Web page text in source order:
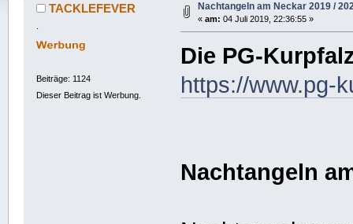
TACKLEFEVER
Beiträge: 1124
Dieser Beitrag ist Werbung.
Nachtangeln am Neckar 2019 /
« am: 04 Juli 2019, 22:36:55 »
Die PG-
https://www.pg-
Nachtangeln